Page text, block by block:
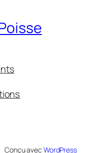
Conçu avec WordPress